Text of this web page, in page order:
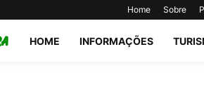
Home Sobre
HOME INFORMAÇÕES